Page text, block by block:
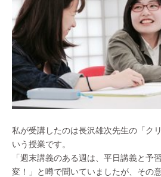
私が受講したのは長沢雄次先生の「ク
いう授業です。
「週末講義のある週は、平日講義と予
変！」と噂で聞いていましたが、その